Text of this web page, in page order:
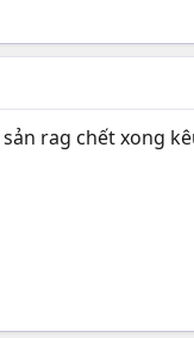
rag chết xong